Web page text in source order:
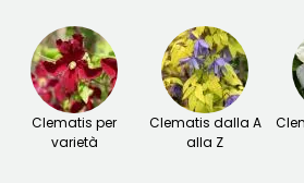
Clematis per
varietà
Clematis dalla A
alla Z